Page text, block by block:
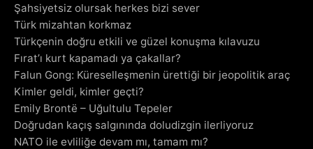
Şahsiyetsiz olursak herkes bizi sever
Türk mizahtan korkmaz
Türkçenin doğru etkili ve güzel konuşma kılavuzu
Fırat’ı kurt kapamadı ya çakallar?
Falun Gong: Küreselleşmenin ürettiği bir jeopolitik araç
Kimler geldi, kimler geçti?
Emily Brontë – Uğultulu Tepeler
Doğrudan kaçış salgınında doludizgin ilerliyoruz
NATO ile evliliğe devam mı, tamam mı?